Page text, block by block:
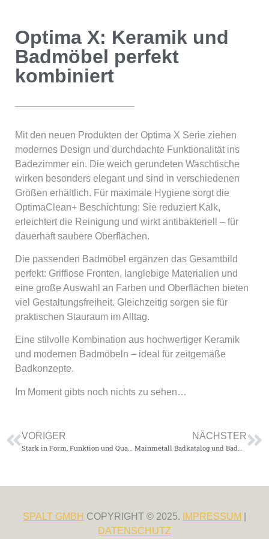
Optima X: Keramik und
Badmöbel perfekt
kombiniert
Mit den neuen Produkten der Optima X Serie ziehen
modernes Design und durchdachte Funktionalität ins
Badezimmer ein. Die weich gerundeten Waschtische
wirken besonders elegant und sind in verschiedenen
Größen erhältlich. Für maximale Hygiene sorgt die
OptimaClean+ Beschichtung: Sie reduziert Kalk,
erleichtert die Reinigung und wirkt antibakteriell – für
dauerhaft saubere Oberflächen.
Die passenden Badmöbel ergänzen das Gesamtbild
perfekt: Grifflose Fronten, langlebige Materialien und
eine große Auswahl an Farben und Oberflächen bieten
viel Gestaltungsfreiheit. Gleichzeitig sorgen sie für
praktischen Stauraum im Alltag.
Eine stilvolle Kombination aus hochwertiger Keramik
und modernen Badmöbeln – ideal für zeitgemäße
Badkonzepte.
Im Moment gibts noch nichts zu sehen…
VORIGER
Stark in Form, Funktion und Qualität – die neue Optima S Armaturen
NÄCHSTER
Mainmetall Badkatalog und Badmagazin „Lagoon“ 2026
SPALT GMBH COPYRIGHT © 2025. IMPRESSUM
DATENSCHUTZ